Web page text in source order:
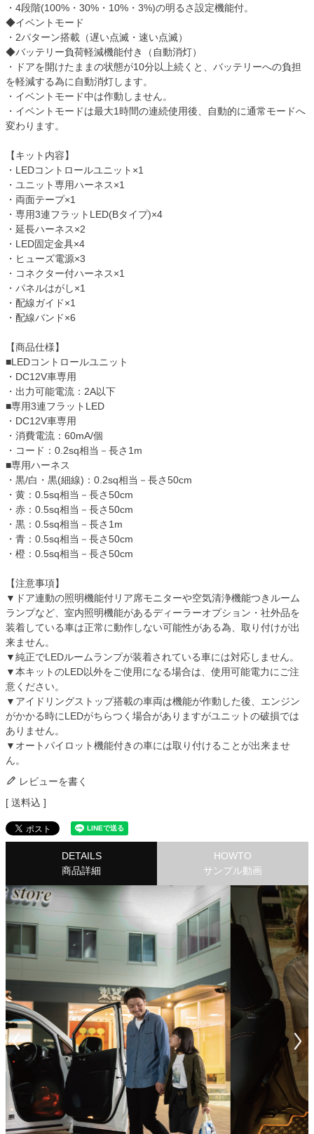
・4段階(100%・30%・10%・3%)の明るさ設定機能付。
◆イベントモード
・2パターン搭載（遅い点滅・速い点滅）
◆バッテリー負荷軽減機能付き（自動消灯）
・ドアを開けたままの状態が10分以上続くと、バッテリーへの負担
を軽減する為に自動消灯します。
・イベントモード中は作動しません。
・イベントモードは最大1時間の連続使用後、自動的に通常モードへ
変わります。
【キット内容】
・LEDコントロールユニット×1
・ユニット専用ハーネス×1
・両面テープ×1
・専用3連フラットLED(Bタイプ)×4
・延長ハーネス×2
・LED固定金具×4
・ヒューズ電源×3
・コネクター付ハーネス×1
・パネルはがし×1
・配線ガイド×1
・配線バンド×6
【商品仕様】
■LEDコントロールユニット
・DC12V車専用
・出力可能電流：2A以下
■専用3連フラットLED
・DC12V車専用
・消費電流：60mA/個
・コード：0.2sq相当－長さ1m
■専用ハーネス
・黒/白・黒(細線)：0.2sq相当－長さ50cm
・黄：0.5sq相当－長さ50cm
・赤：0.5sq相当－長さ50cm
・黒：0.5sq相当－長さ1m
・青：0.5sq相当－長さ50cm
・橙：0.5sq相当－長さ50cm
【注意事項】
▼ドア連動の照明機能付リア席モニターや空気清浄機能つきルーム
ランプなど、室内照明機能があるディーラーオプション・社外品を
装着している車は正常に動作しない可能性がある為、取り付けが出
来ません。
▼純正でLEDルームランプが装着されている車には対応しません。
▼本キットのLED以外をご使用になる場合は、使用可能電力にご注
意ください。
▼アイドリングストップ搭載の車両は機能が作動した後、エンジン
がかかる時にLEDがちらつく場合がありますがユニットの破損では
ありません。
▼オートパイロット機能付きの車には取り付けることが出来ませ
ん。
レビューを書く
送料込
DETAILS
商品詳細
HOWTO
サンプル動画